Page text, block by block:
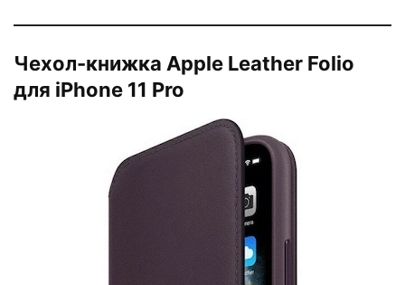
Чехол-книжка Apple Leather Folio
для iPhone 11 Pro